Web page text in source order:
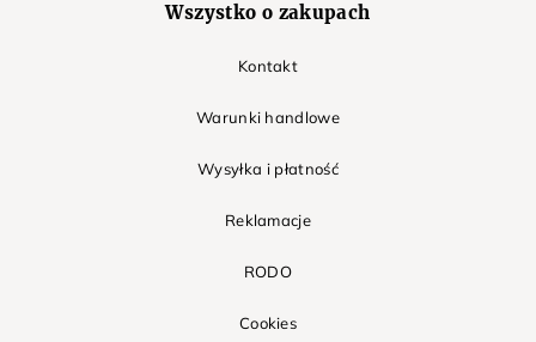
Wszystko o zakupach
Kontakt
Warunki handlowe
Wysyłka i płatność
Reklamacje
RODO
Cookies